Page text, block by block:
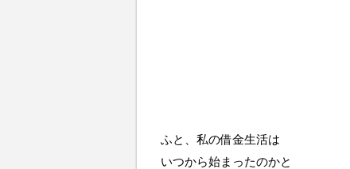
ふと、私の借金生活は
いつから始まったのかと